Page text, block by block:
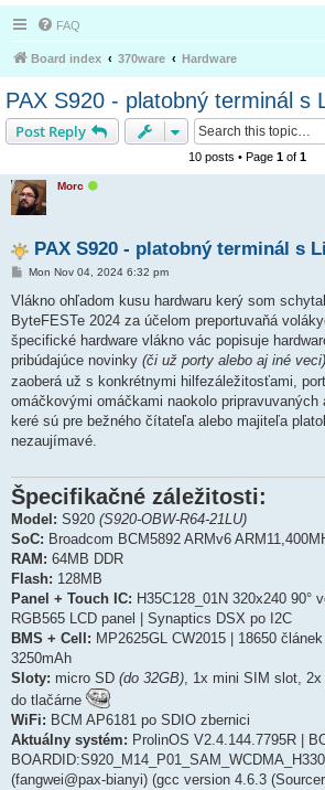
FAQ
Board index 370ware Hardware
PAX S920 - platobný terminál s
Post Reply
10 posts • Page 1of 1
Morc
e
PAX S920 - platobný terminál s
P
s
Mon Nov 04, 2024 6:32 pm
Vlákno ohľadom kusu hardwaru kerý som
ByteFESTe 2024 za účelom preportuvaňá
špecifické hardware vlákno vác popisuje
pribúdajúce novinky (či už porty alebo aj iné veci)
zaoberá už s konkrétnymi hilfezáležitosťami,
omáčkovými omáčkami naokolo
keré sú pre bežného čítateľa alebo majiteľa
nezaujímavé.
Špecifikačné záležitosti:
Model: S920 (S920-OBW-R64-21LU)
SoC: Broadcom BCM5892 ARMv6
RAM: 64MB DDR
Flash: 128MB
Panel + Touch IC: H35C128_01N 320x240 90°
RGB565 LCD panel | Synaptics DSX po I2C
BMS + Cell: MP2625GL CW2015 | 18650
3250mAh
Sloty: micro SD (do 32GB), 1x mini SIM slot,
do tlačárne
WiFi: BCM AP6181 po SDIO zbernici
Aktuálny systém: ProlinOS V2.4.144.7795R |
(fangwei@pax-bianyi) (gcc version 4.6.3